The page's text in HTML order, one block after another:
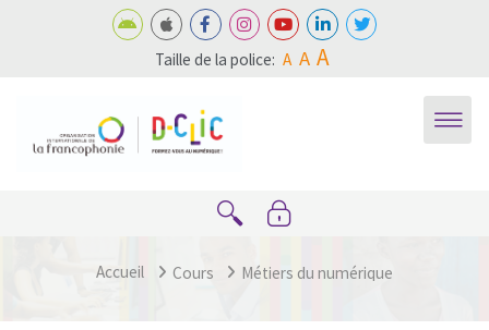
Passer au contenu principal
Taille de la police: A A A
Accueil Cours Métiers du numérique